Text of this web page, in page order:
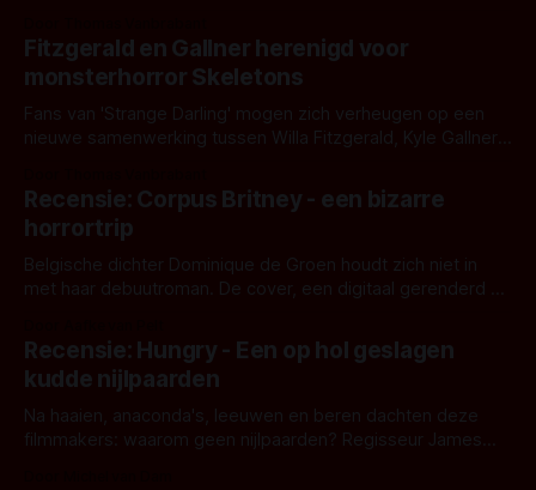
kille stijl vol folklore en mythe. Het topic deze keer is (kon
het het al raden?)... de weerwolf. Kijk je mee?
Fitzgerald en Gallner herenigd voor
monsterhorror Skeletons
Fans van 'Strange Darling' mogen zich verheugen op een
nieuwe samenwerking tussen Willa Fitzgerald, Kyle Gallner
'Skeletons', een nieuwe creature feature waarvoor de
opnames zijn gestart in Australië.
Recensie: Corpus Britney - een bizarre
horrortrip
Belgische dichter Dominique de Groen houdt zich niet in
met haar debuutroman. De cover, een digitaal gerenderd en
achtergrond, belooft iets kleurrijks maar onheilspellends,
iets ongrijpbaars. En dat maakt De Groen met ieder woord
waar.
Recensie: Hungry - Een op hol geslagen
kudde nijlpaarden
Na haaien, anaconda's, leeuwen en beren dachten deze
filmmakers: waarom geen nijlpaarden? Regisseur James